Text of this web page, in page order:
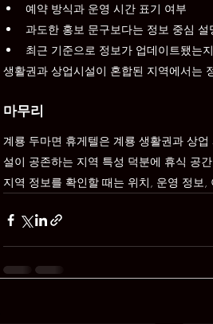
예약 방식과 운영 시간 표기 여부
과도한 홍보 문구보다는 정보 중심 설
최근 기준으로 정보가 업데이트됐는
생활권과 상업시설이 혼합된 지역에서는
마무리
계룡 두마면 휴게텔은 계룡 생활권과 상
설이 공존하는 지역 특성 덕분에 휴식 공
지역 정보를 확인할 때는 위치, 운영 정보